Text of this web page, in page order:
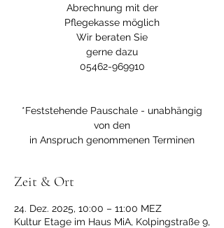
Abrechnung mit der
Pflegekasse möglich
Wir beraten Sie
gerne dazu
05462-969910
*Feststehende Pauschale - unabhängig
von den
in Anspruch genommenen Terminen
Zeit & Ort
24. Dez. 2025, 10:00 – 11:00 MEZ
Kultur Etage im Haus MiA, Kolpingstraße 9,